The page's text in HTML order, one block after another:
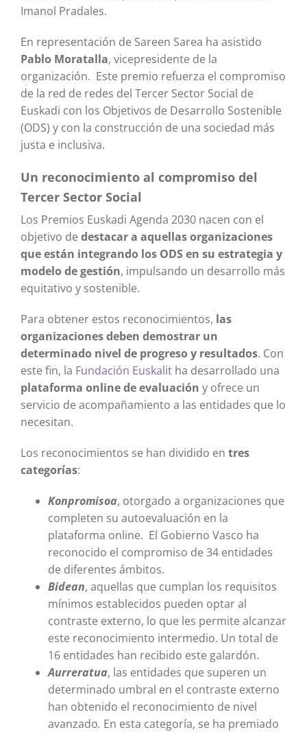
Imanol Pradales.
En representación de Sareen Sarea ha asistido
Pablo Moratalla, vicepresidente de la
organización. Este premio refuerza el compromiso
de la red de redes del Tercer Sector Social de
Euskadi con los Objetivos de Desarrollo Sostenible
(ODS) y con la construcción de una sociedad más
justa e inclusiva.
Un reconocimiento al compromiso del
Tercer Sector Social
Los Premios Euskadi Agenda 2030 nacen con el
objetivo de destacar a aquellas organizaciones
que están integrando los ODS en su estrategia y
modelo de gestión, impulsando un desarrollo más
equitativo y sostenible.
Para obtener estos reconocimientos, las
organizaciones deben demostrar un
determinado nivel de progreso y resultados. Con
este fin, la Fundación Euskalitha desarrollado una
plataforma online de evaluación y ofrece un
servicio de acompañamiento a las entidades que lo
necesitan.
Los reconocimientos se han dividido en tres
categorías:
Konpromisoa, otorgado a organizaciones que
completen su autoevaluación en la
plataforma online. El Gobierno Vasco ha
reconocido el compromiso de 34 entidades
de diferentes ámbitos.
Bidean, aquellas que cumplan los requisitos
mínimos establecidos pueden optar al
contraste externo, lo que les permite alcanzar
este reconocimiento intermedio. Un total de
16 entidades han recibido este galardón.
Aurreratua, las entidades que superen un
determinado umbral en el contraste externo
han obtenido el reconocimiento de nivel
avanzado. En esta categoría, se ha premiado